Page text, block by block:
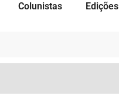
Colunistas